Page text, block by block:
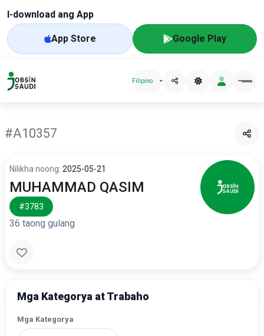
I-download ang App
App Store Google Play
Filipino
#A10357
Nilikha noong: 2025-05-21
MUHAMMAD QASIM
#3783
36 taong gulang
Mga Kategorya at Trabaho
Mga Kategorya